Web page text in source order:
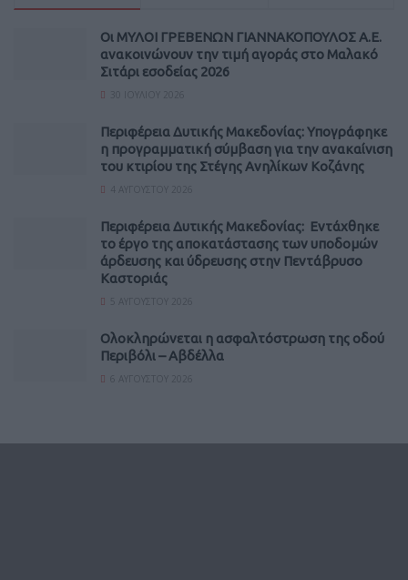
Οι ΜΥΛΟΙ ΓΡΕΒΕΝΩΝ ΓΙΑΝΝΑΚΟΠΟΥΛΟΣ Α.Ε.
ανακοινώνουν την τιμή αγοράς στο Μαλακό
Σιτάρι εσοδείας 2026
Περιφέρεια Δυτικής Μακεδονίας: Υπογράφηκε
η προγραμματική σύμβαση για την ανακαίνιση
του κτιρίου της Στέγης Ανηλίκων Κοζάνης
Περιφέρεια Δυτικής Μακεδονίας: Εντάχθηκε
το έργο της αποκατάστασης των υποδομών
άρδευσης και ύδρευσης στην Πεντάβρυσο
Καστοριάς
Ολοκληρώνεται η ασφαλτόστρωση της οδού
Περιβόλι – Αβδέλλα